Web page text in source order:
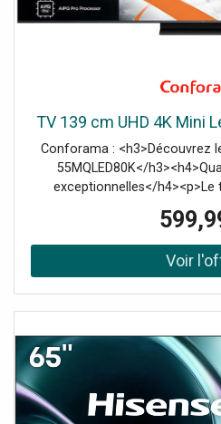
TV 139 cm UHD 4K Mini
Conforama : <h3>Découvrez
55MQLED80K</
exceptionnelles</h4><p>Le
une <strong>expérience
Grâce à sa technologie Mini
plus profonds et un contraste
qualité d'image
téléviseur s'intègre
salon, apportant une touche
grâce à sa couleur gris métal.
des films, des séries ou des
aux besoins des amateurs de